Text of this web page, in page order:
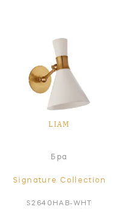
LIAM
Бра
Signature Collection
S2640HAB-WHT